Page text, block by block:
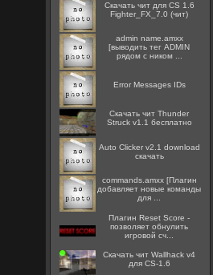
Скачать чит для CS 1.6
Fighter_FX_7.0 (чит)
admin name.amxx
[выводить тег ADMIN
рядом с ником ...
Error Messages IDs
Скачать чит Thunder
Struck v1.1 бесплатно
Auto Clicker v2.1 download
скачать
commands.amxx [Плагин
добавляет новые команды
для ...
Плагин Reset Score -
позволяет обнулить
игровой сч...
Скачать чит Wallhack v4
для CS-1.6